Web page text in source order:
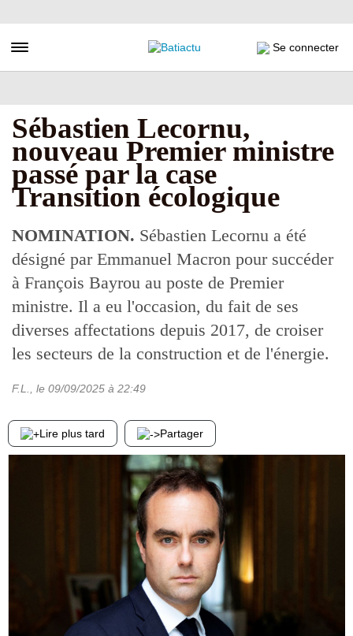
au
principal
Toggle navigation Se connecter
Sébastien Lecornu,
nouveau Premier ministre
passé par la case
Transition écologique
NOMINATION. Sébastien Lecornu a été
désigné par Emmanuel Macron pour succéder
à François Bayrou au poste de Premier
ministre. Il a eu l'occasion, du fait de ses
diverses affectations depuis 2017, de croiser
les secteurs de la construction et de l'énergie.
F.L. , le 09/09/2025 à 22:49
Lire plus tard Partager